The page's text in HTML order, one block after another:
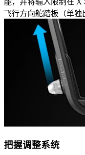
飞行方向舵踏板（单独
把握调整系统